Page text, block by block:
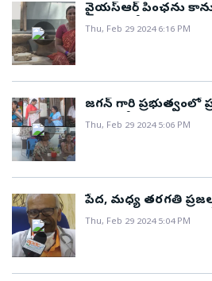
వైయస్ఆర్ పింఛను
పథకాలతో లబ్ధి
Thu, Feb 29 2024 6:16 PM
జగన్ గారి ప్రభుత్వంలో
చెందుతోంది..!
Thu, Feb 29 2024 5:06 PM
పేద, మధ్య తరగతి
పథకం సంజీవనిలా
Thu, Feb 29 2024 5:04 PM